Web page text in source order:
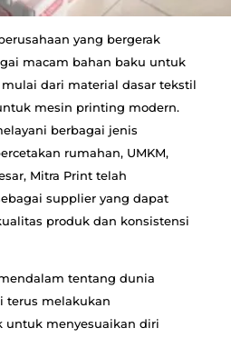
yang bergerak
macam bahan baku untuk
dari material dasar tekstil
mesin printing modern.
berbagai jenis
rumahan, UMKM,
Mitra Print telah
supplier yang dapat
produk dan konsistensi
tentang dunia
terus melakukan
untuk menyesuaikan diri